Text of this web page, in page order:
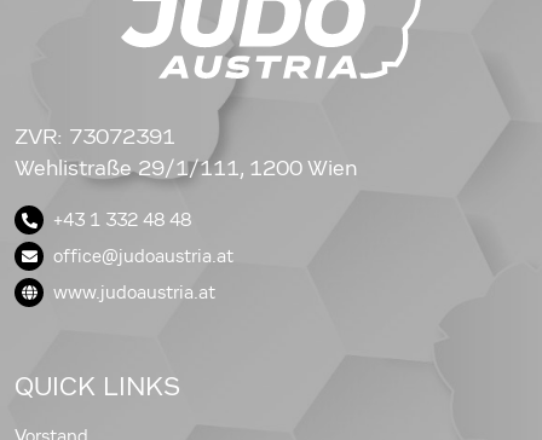
ZVR: 73072391
Wehlistraße 29/1/111, 1200 Wien
+43 1 332 48 48
office@judoaustria.at
www.judoaustria.at
QUICK LINKS